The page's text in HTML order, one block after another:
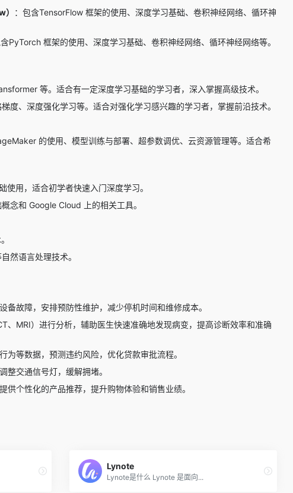
：包含TensorFlow 框架的使用、深度学习基础、卷积神经网络、循环神
PyTorch 框架的使用、深度学习基础、卷积神经网络、循环神经网络等。
等。适合有一定深度学习基础的学习者，深入掌握高级技术。
度、深度强化学习等。适合对强化学习感兴趣的学习者，掌握前沿技术。
的使用、模型训练与部署、超参数调优、云资源管理等。适合希
使用，适合初学者快速入门深度学习。
念和 Google Cloud 上的相关工具。
然语言处理技术。
故障，安排预防性维护，减少停机时间和维修成本。
MRI）进行分析，辅助医生快速准确地发现病变，提高诊断效率和准确
等数据，预测违约风险，优化贷款审批流程。
整交通信号灯，缓解拥堵。
个性化的产品推荐，提升购物体验和销售业绩。
Lynote
Lynote是什么 Lynote 是面向...